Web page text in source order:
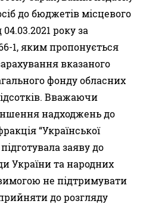
до бюджетів місцевого
року за
1, яким пропонується
вказаного
фонду обласних
Вважаючи
надходжень до
“Української
заяву до
України та народних
не підтримувати
до розгляду